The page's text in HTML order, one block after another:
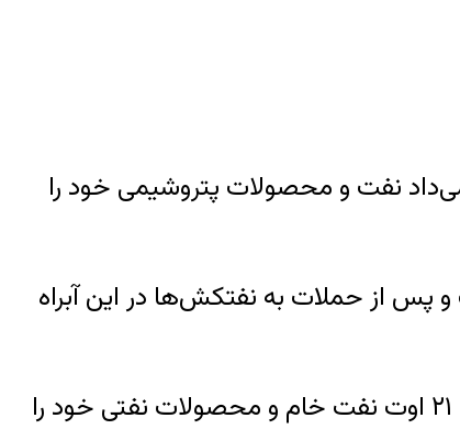
که به ایران اجازه می‌داد نفت و محصولات پتروشیمی خود را
پس از حملات به نفتکش‌ها در این آبراه
وزارت خزانه‌داری آمریکا می‌گوید معافیتی که در ۲۱ ژوئن اعلام شد و به جمهوری اسلامی اجازه می‌داد تا ۲۱ اوت نفت خام و محصولات نفتی خود را